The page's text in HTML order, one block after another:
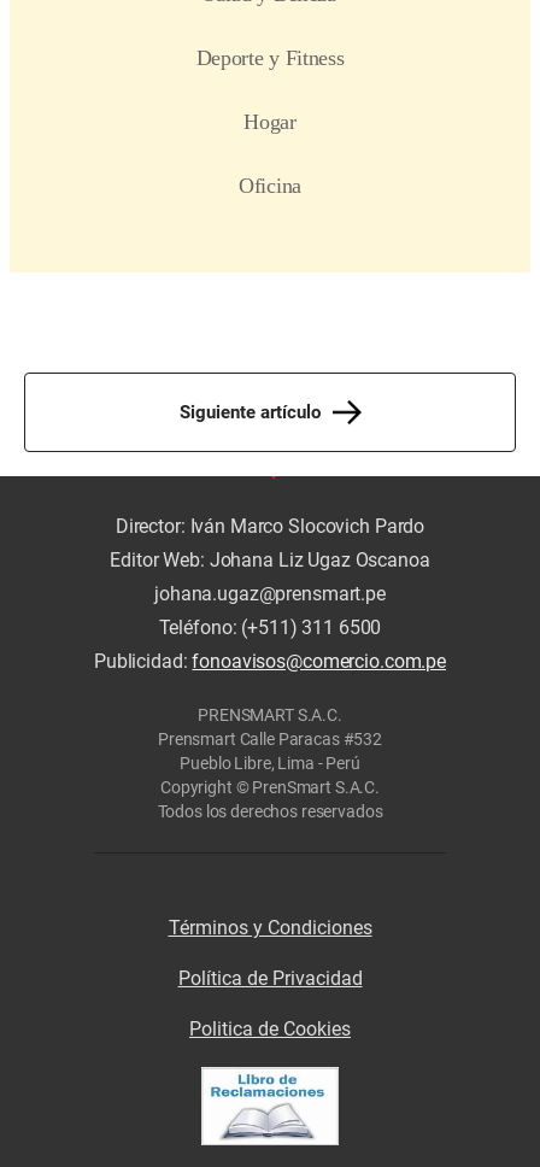
Siguiente artículo
Director: Iván Marco Slocovich Pardo
Editor Web: Johana Liz Ugaz Oscanoa
johana.ugaz@prensmart.pe
Teléfono: (+511) 311 6500
Publicidad:fonoavisos@comercio.com.pe
PRENSMART S.A.C.
Prensmart Calle Paracas #532
Pueblo Libre, Lima - Perú
Copyright © PrenSmart S.A.C.
Todos los derechos reservados
Términos y Condiciones
Política de Privacidad
Politica de Cookies